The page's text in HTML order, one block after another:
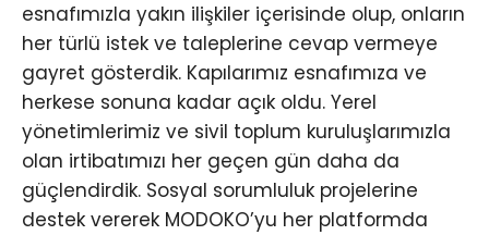
esnafımızla yakın ilişkiler içerisinde olup, onların
her türlü istek ve taleplerine cevap vermeye
gayret gösterdik. Kapılarımız esnafımıza ve
herkese sonuna kadar açık oldu. Yerel
yönetimlerimiz ve sivil toplum kuruluşlarımızla
olan irtibatımızı her geçen gün daha da
güçlendirdik. Sosyal sorumluluk projelerine
destek vererek MODOKO’yu her platformda